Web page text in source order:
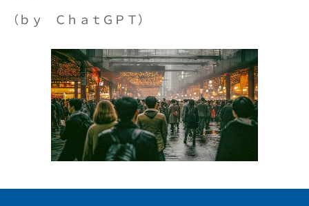
（ｂｙ ＣｈａｔＧＰＴ）